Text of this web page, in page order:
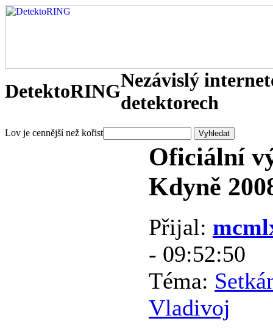
DetektoRINGNezávislý
detektorech
Lov je cennější než kořist
Oficiální
Kdyně
Přijal:
- 09:52:50
Téma:
Vladivoj